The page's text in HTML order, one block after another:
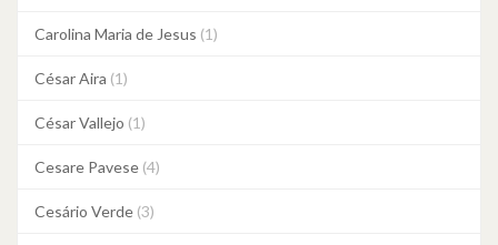
Carolina Maria de Jesus (1)
César Aira (1)
César Vallejo (1)
Cesare Pavese (4)
Cesário Verde (3)